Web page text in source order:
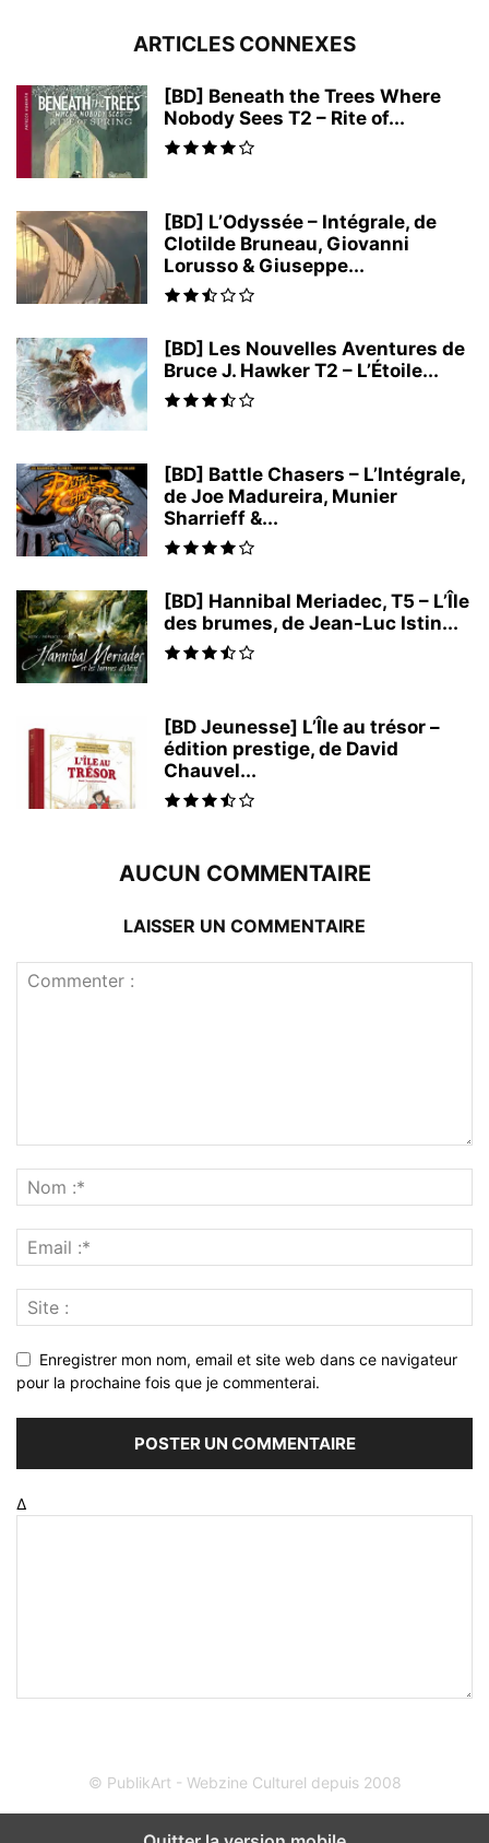
ARTICLES CONNEXES
[BD] Beneath the Trees Where
Nobody Sees T2 – Rite of...
[BD] L’Odyssée – Intégrale, de
Clotilde Bruneau, Giovanni
Lorusso & Giuseppe...
[BD] Les Nouvelles Aventures de
Bruce J. Hawker T2 – L’Étoile...
[BD] Battle Chasers – L’Intégrale,
de Joe Madureira, Munier
Sharrieff &...
[BD] Hannibal Meriadec, T5 – L’Île
des brumes, de Jean-Luc Istin...
[BD Jeunesse] L’Île au trésor –
édition prestige, de David
Chauvel...
AUCUN COMMENTAIRE
LAISSER UN COMMENTAIRE
Enregistrer mon nom, email et site web dans ce navigateur
pour la prochaine fois que je commenterai.
Δ
© PublikArt - Webzine Culturel depuis 2008